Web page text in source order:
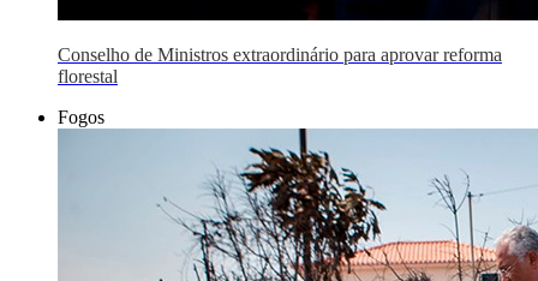
Conselho de Ministros extraordinário para aprovar reforma
florestal
Fogos